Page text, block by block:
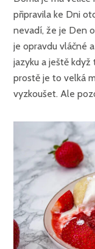
připravila ke Dni
nevadí, že je Den
je opravdu vláčné
jazyku a ještě když
prostě je to velká
vyzkoušet. Ale